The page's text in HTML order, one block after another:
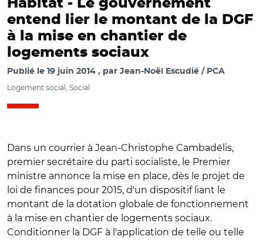
Habitat - Le gouvernement
entend lier le montant de la DGF
à la mise en chantier de
logements sociaux
Publié le 19 juin 2014 par Jean-Noël Escudié / PCA
Logement social, Social
Dans un courrier à Jean-Christophe Cambadélis,
premier secrétaire du parti socialiste, le Premier
ministre annonce la mise en place, dès le projet de
loi de finances pour 2015, d'un dispositif liant le
montant de la dotation globale de fonctionnement
à la mise en chantier de logements sociaux.
Conditionner la DGF à l'application de telle ou telle